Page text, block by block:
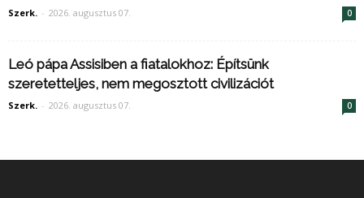
Szerk. - 2026. augusztus 07. 0
Leó pápa Assisiben a fiatalokhoz: Építsünk
szeretetteljes, nem megosztott civilizációt
Szerk. - 2026. augusztus 07. 0